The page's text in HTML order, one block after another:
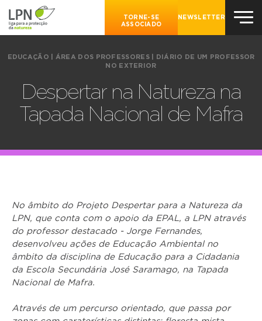
TORNE-SE
ASSOCIADO
NEWSLETTER
EDUCAÇÃO ÁREA DOS PROFESSORES|
DIÁRIO DE UM PROFESSOR
NO EXTERIOR
Despertar na Natureza na
Tapada Nacional de Mafra
No âmbito do Projeto Despertar para a Natureza da
LPN, que conta com o apoio da EPAL, a LPN através
do professor destacado - Jorge Fernandes,
desenvolveu ações de Educação Ambiental no
âmbito da disciplina de Educação para a Cidadania
da Escola Secundária José Saramago, na Tapada
Nacional de Mafra.
Através de um percurso orientado, que passa por